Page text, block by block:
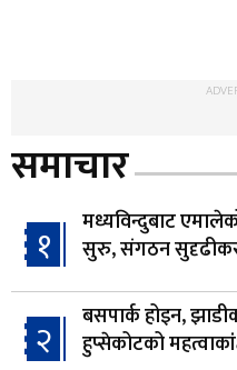
समाचार
१
मध्यविन्दुबाट
सुरु, संगठन
२
बसपार्क होइन,
हुप्सेकोटको